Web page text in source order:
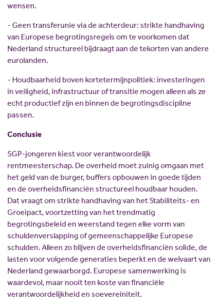
wensen.
- Geen transferunie via de achterdeur: strikte handhaving
van Europese begrotingsregels om te voorkomen dat
Nederland structureel bijdraagt aan de tekorten van andere
eurolanden.
- Houdbaarheid boven kortetermijnpolitiek: investeringen
in veiligheid, infrastructuur of transitie mogen alleen als ze
echt productief zijn en binnen de begrotingsdiscipline
passen.
Conclusie
SGP-jongeren kiest voor verantwoordelijk
rentmeesterschap. De overheid moet zuinig omgaan met
het geld van de burger, buffers opbouwen in goede tijden
en de overheidsfinanciën structureel houdbaar houden.
Dat vraagt om strikte handhaving van het Stabiliteits- en
Groeipact, voortzetting van het trendmatig
begrotingsbeleid en weerstand tegen elke vorm van
schuldenverslapping of gemeenschappelijke Europese
schulden. Alleen zo blijven de overheidsfinanciën solide, de
lasten voor volgende generaties beperkt en de welvaart van
Nederland gewaarborgd. Europese samenwerking is
waardevol, maar nooit ten koste van financiële
verantwoordelijkheid en soevereiniteit.